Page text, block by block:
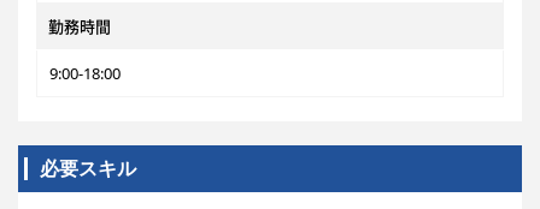
勤務時間
9:00-18:00
必要スキル